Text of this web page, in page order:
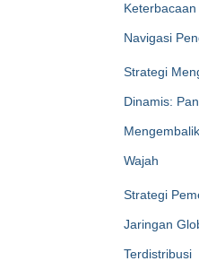
Navigasi
Strategi
Dinamis:
Wajah
Strategi
Jaringan
Terdistribusi